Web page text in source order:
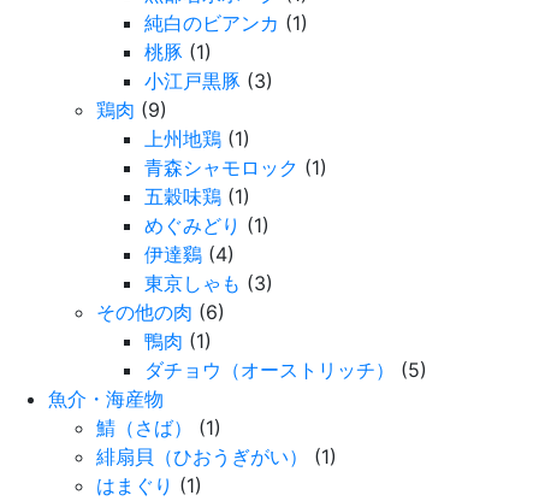
純白のビアンカ (1)
桃豚 (1)
小江戸黒豚 (3)
鶏肉 (9)
上州地鶏 (1)
青森シャモロック (1)
五穀味鶏 (1)
めぐみどり (1)
伊達鷄 (4)
東京しゃも (3)
その他の肉 (6)
鴨肉 (1)
ダチョウ（オーストリッチ）
(5)
魚介・海産物
鯖（さば）
(1)
緋扇貝（ひおうぎがい）
(1)
はまぐり (1)